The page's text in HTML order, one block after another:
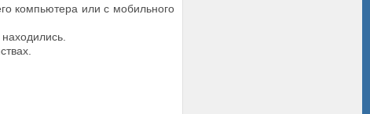
компьютера или с мобильного